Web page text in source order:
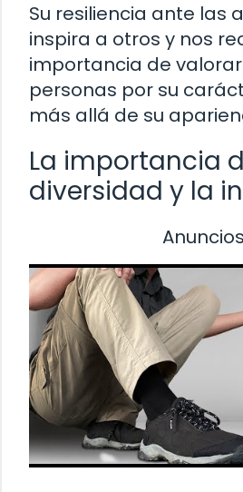
Su resiliencia ante las
inspira a otros y nos
importancia de
personas por su
más allá de su
La importancia
diversidad y la
Anuncios